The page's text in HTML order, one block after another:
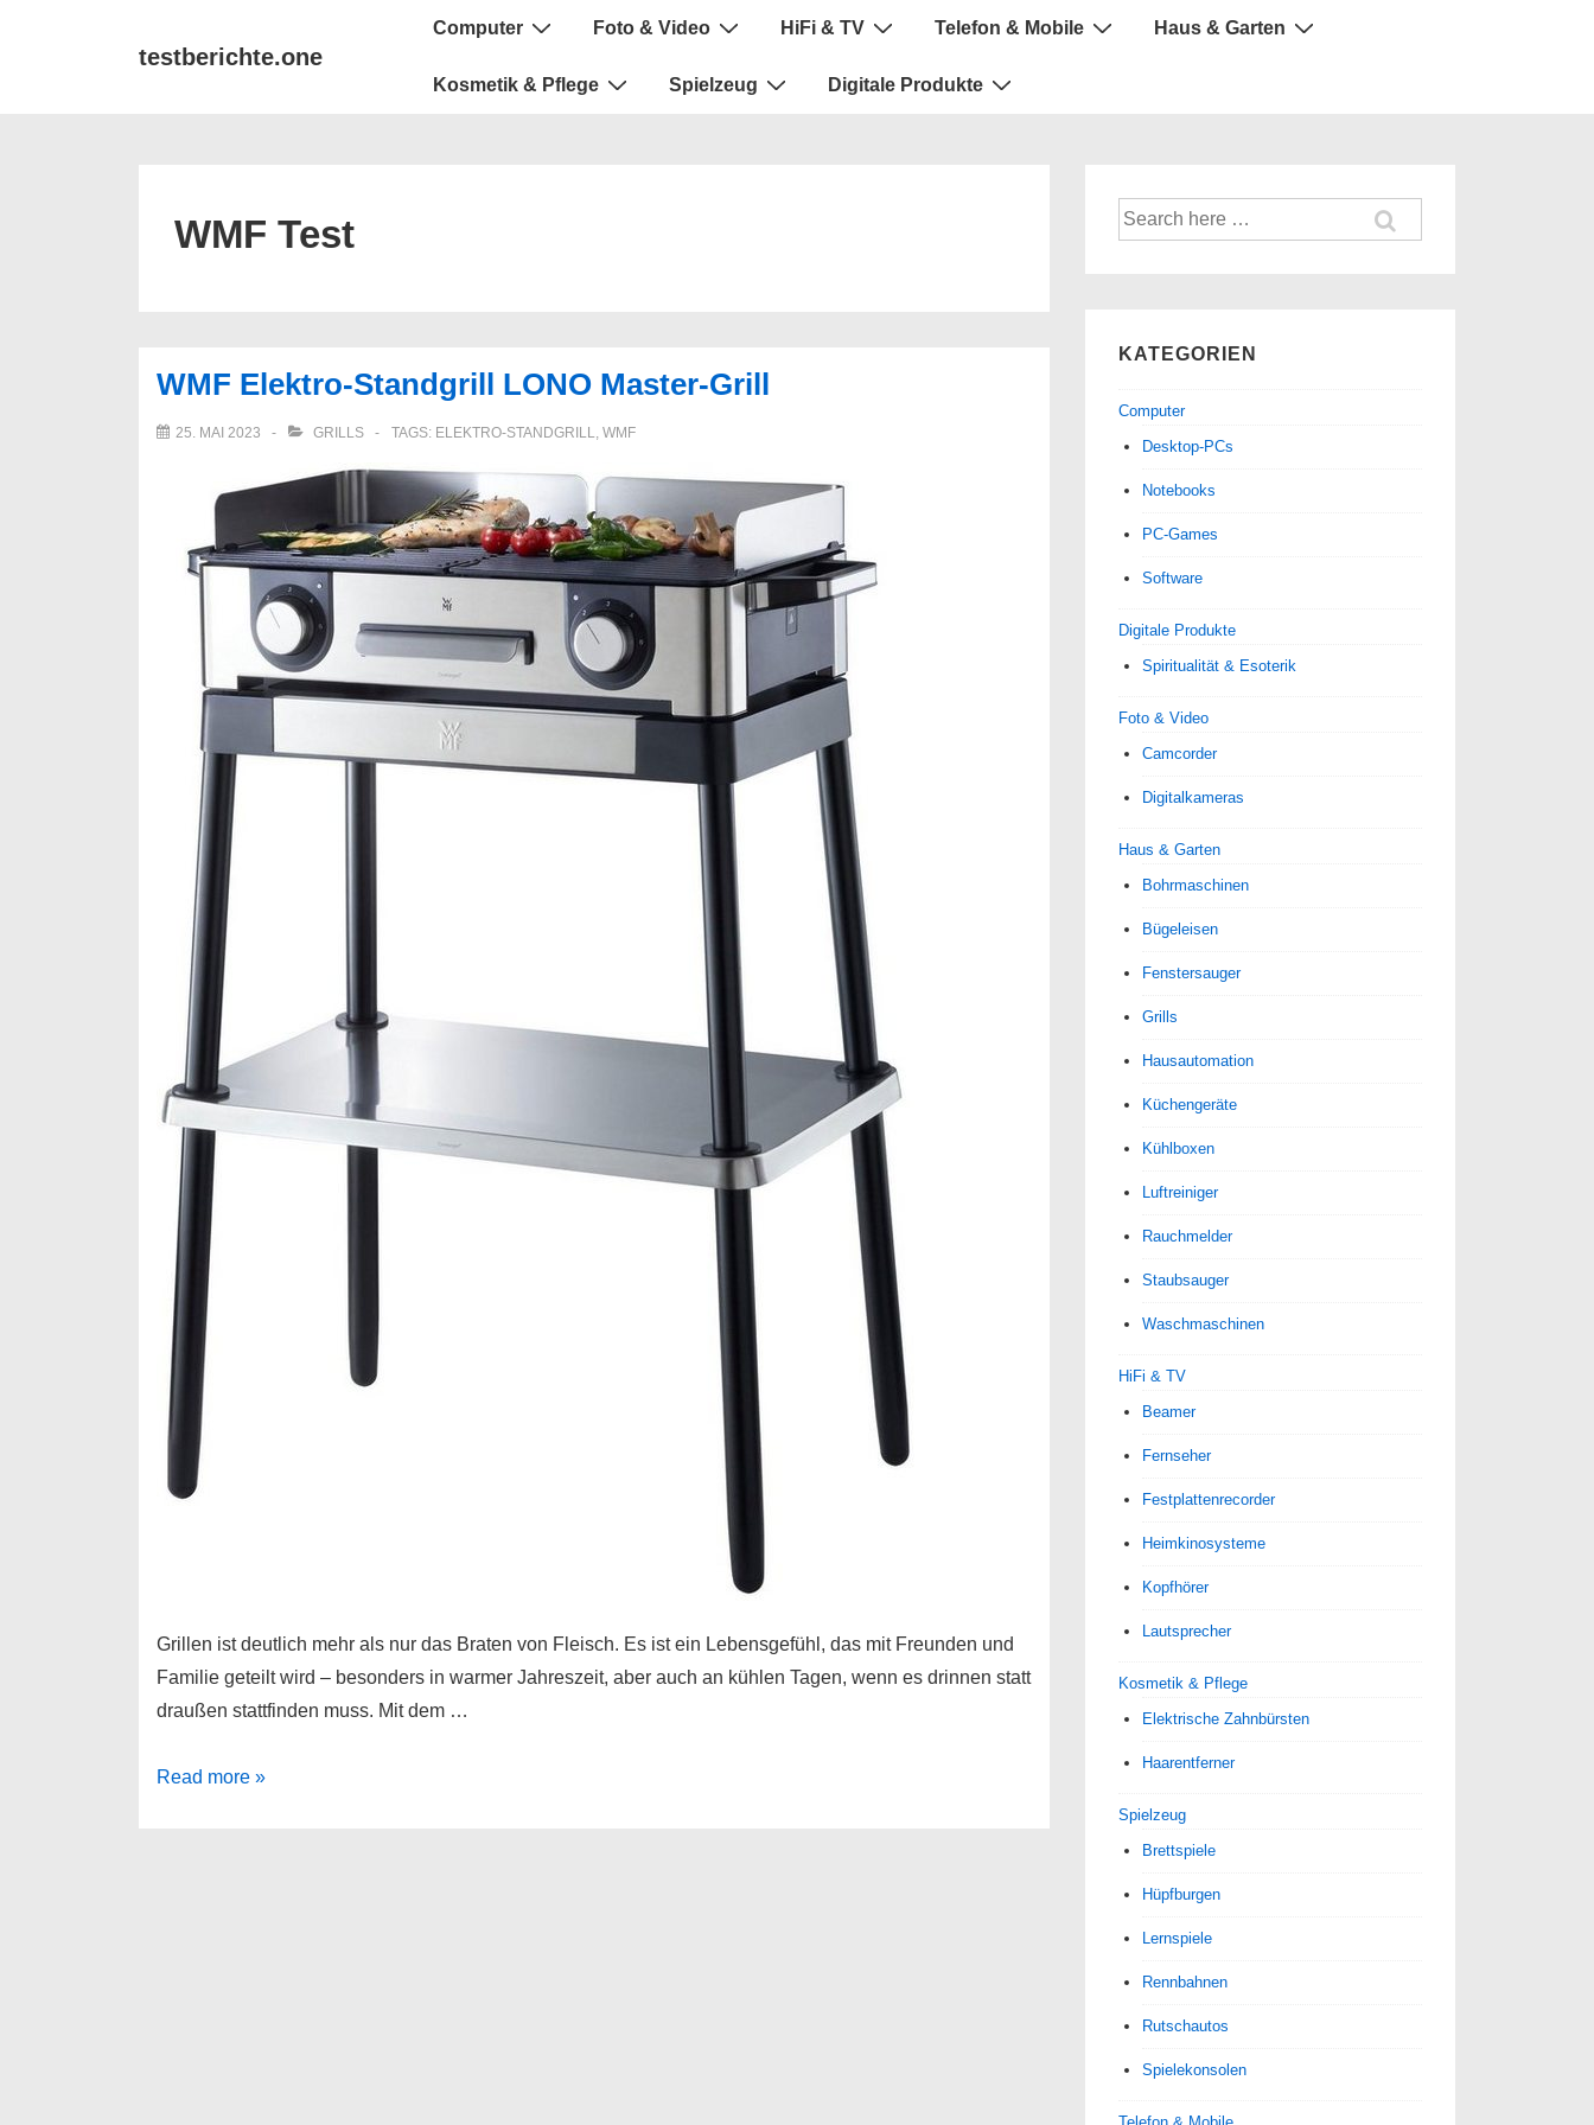
testberichte.one
Main
Computer Foto & Video HiFi & TV Telefon & Mobile Haus & Garten
Kosmetik & Pflege Spielzeug Digitale Produkte
WMF Test
WMF Elektro-Standgrill LONO Master-Grill
25. MAI 2023 GRILLS TAGS: ELEKTRO-STANDGRILL, WMF
Grillen ist deutlich mehr als nur das Braten von Fleisch. Es ist ein Lebensgefühl, das mit Freunden und
Familie geteilt wird – besonders in warmer Jahreszeit, aber auch an kühlen Tagen, wenn es drinnen statt
draußen stattfinden muss. Mit dem …
WMF
Read more »
Suche
nach:
KATEGORIEN
Computer
Desktop-PCs
Notebooks
PC-Games
Software
Digitale Produkte
Spiri­tua­lität & Esoterik
Foto & Video
Camcorder
Digitalkameras
Haus & Garten
Bohrmaschinen
Bügeleisen
Fenstersauger
Grills
Hausautomation
Küchengeräte
Kühlboxen
Luftreiniger
Rauchmelder
Staubsauger
Waschmaschinen
HiFi & TV
Beamer
Fernseher
Festplattenrecorder
Heimkinosysteme
Kopfhörer
Lautsprecher
Kosmetik & Pflege
Elektrische Zahnbürsten
Haarentferner
Spielzeug
Brettspiele
Hüpfburgen
Lernspiele
Rennbahnen
Rutschautos
Spielekonsolen